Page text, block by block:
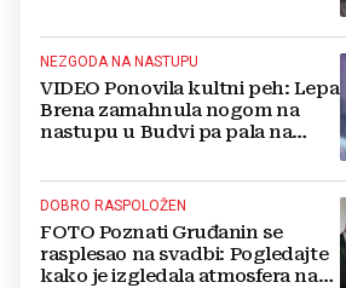
NEZGODA NA NASTUPU
VIDEO Ponovila kultni peh: Lepa
Brena zamahnula nogom na
nastupu u Budvi pa pala na
DOBRO RASPOLOŽEN
FOTO Poznati Gruđanin se
rasplesao na svadbi: Pogledajte
kako je izgledala atmosfera na